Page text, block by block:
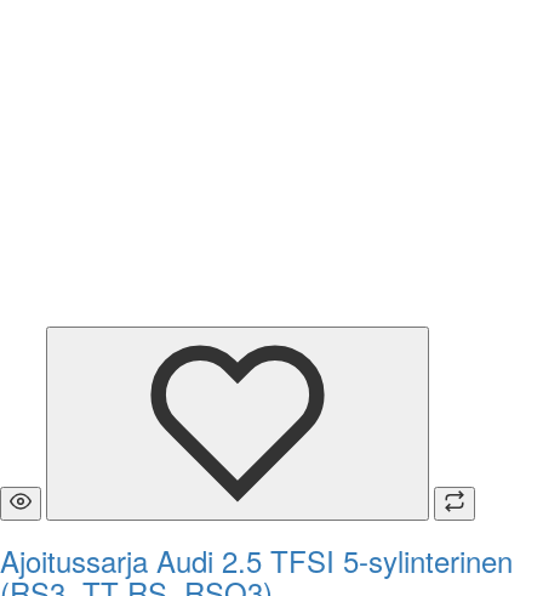
Ajoitussarja Audi 2.5 TFSI 5-sylinterinen